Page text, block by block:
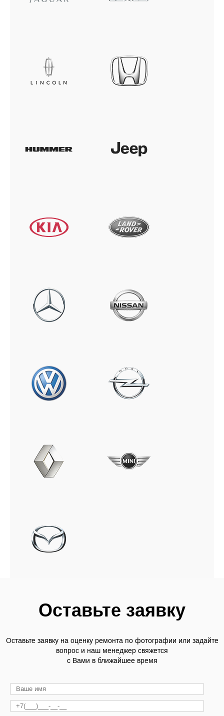
Оставьте заявку
Оставьте заявку на оценку ремонта по фотографии или задайте
вопрос и наш менеджер свяжется
с Вами в ближайшее время